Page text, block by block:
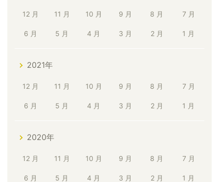
12 月 11 月 10 月 9 月 8 月 7 月
6 月 5 月 4 月 3 月 2 月 1 月
2021年
12 月 11 月 10 月 9 月 8 月 7 月
6 月 5 月 4 月 3 月 2 月 1 月
2020年
12 月 11 月 10 月 9 月 8 月 7 月
6 月 5 月 4 月 3 月 2 月 1 月